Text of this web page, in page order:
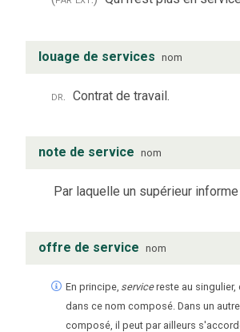
louage de services nom
dr. Contrat de travail.
note de service nom
Par laquelle un supérieur
offre de service nom
En principe, servicereste au singulier,
dans ce nom composé. Dans un
composé, il peut par ailleurs